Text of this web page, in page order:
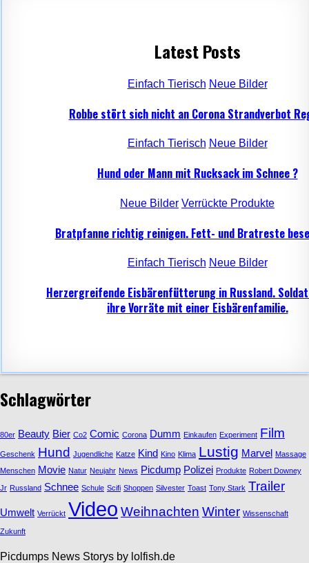
Latest Posts
Einfach Tierisch Neue Bilder
Robbe stört sich nicht an Corona Strandverbot
Einfach Tierisch Neue Bilder
Hund oder Mann mit Rucksack im Schnee ?
Neue Bilder Verrückte Produkte
Bratpfanne richtig reinigen. Fett- und Bratreste
Einfach Tierisch Neue Bilder
Herzergreifende Eisbärenfütterung in Russland.
ihre Vorräte mit einer Eisbärenfamilie.
Schlagwörter
80er Beauty Bier Co2 Comic Corona Dumm Einkaufen Experiment Film
Geschenk Hund Jugendliche Katze Kind Kino Klima Lustig Marvel Massage
Menschen Movie Natur Neujahr News Picdump Polizei Produkte Robert Downey
Jr Russland Schnee Schule Scifi Shoppen Silvester Toast Tony Stark Trailer
Umwelt Verrückt Video Weihnachten Winter Wissenschaft
Zukunft
Picdumps News Storys by lolfish.de